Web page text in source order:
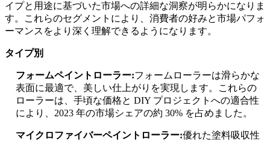
イプと用途に基づいた市場への詳細な洞察が明らかになりま
す。これらのセグメントにより、消費者の好みと市場パフォ
ーマンスをより深く理解できるようになります。
タイプ別
フォームペイントローラー:フォームローラーは滑らかな
表面に最適で、美しい仕上がりを実現します。これらの
ローラーは、手頃な価格と DIY プロジェクトへの適合性
により、2023 年の市場シェアの約 30% を占めました。
マイクロファイバーペイントローラー:優れた塗料吸収性